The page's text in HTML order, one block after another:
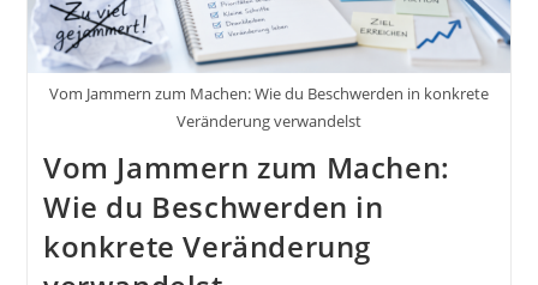
Vom Jammern zum Machen: Wie du Beschwerden in konkrete
Veränderung verwandelst
Vom Jammern zum Machen:
Wie du Beschwerden in
konkrete Veränderung